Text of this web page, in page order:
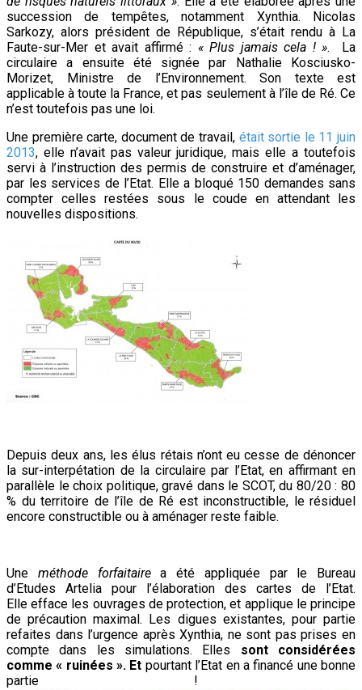
succession de tempêtes, notamment Xynthia. Nicolas
Sarkozy, alors président de République, s’était rendu à La
Faute-sur-Mer et avait affirmé : « Plus jamais cela ! ». La
circulaire a ensuite été signée par Nathalie Kosciusko-
Morizet, Ministre de l’Environnement. Son texte est
applicable à toute la France, et pas seulement à l’île de Ré. Ce
n’est toutefois pas une loi.
Une première carte, document de travail, était sortie le 11 juin
2013, elle n’avait pas valeur juridique, mais elle a toutefois
servi à l’instruction des permis de construire et d’aménager,
par les services de l’Etat. Elle a bloqué 150 demandes sans
compter celles restées sous le coude en attendant les
nouvelles dispositions.
Depuis deux ans, les élus rétais n’ont eu cesse de dénoncer
la sur-interpétation de la circulaire par l’Etat, en affirmant en
parallèle le choix politique, gravé dans le SCOT, du 80/20 : 80
% du territoire de l’île de Ré est inconstructible, le résiduel
encore constructible ou à aménager reste faible.
Une méthode forfaitairea été appliquée par le Bureau
d’Etudes Artelia pour l’élaboration des cartes de l’Etat.
Elleefface les ouvrages de protection, et applique le principe
de précaution maximal. Les digues existantes, pour partie
refaites dans l’urgence après Xynthia, ne sont pas prises en
compte dans les simulations. Elles sont considérées
comme « ruinées ». Et pourtant l’Etat en a financé une bonne
partie !